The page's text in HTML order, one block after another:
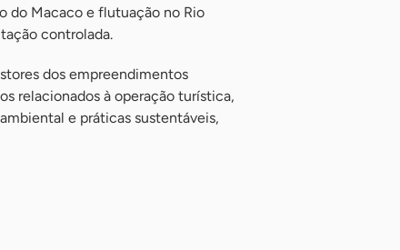
do Macaco e flutuação no Rio
controlada.
dos empreendimentos
relacionados à operação turística,
e práticas sustentáveis,